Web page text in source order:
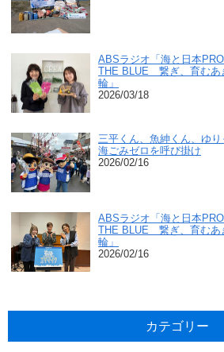
ABSラジオ「海と日本
THE BLUE 繋ぎ、育むあ
輪」
2026/03/18
三平くん、魚紳くん、ゆ
海ごみゼロを呼び掛け
2026/02/16
ABSラジオ「海と日本
THE BLUE 繋ぎ、育むあ
輪」
2026/02/16
カテゴリー